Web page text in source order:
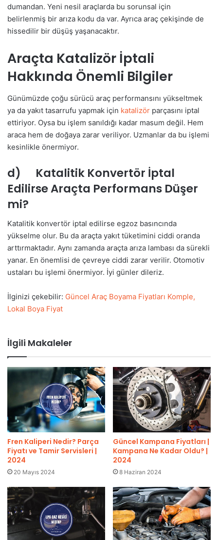
dumandan. Yeni nesil araçlarda bu sorunsal için
belirlenmiş bir arıza kodu da var. Ayrıca araç çekişinde de
hissedilir bir düşüş yaşanacaktır.
Araçta Katalizör İptali
Hakkında Önemli Bilgiler
Günümüzde çoğu sürücü araç performansını yükseltmek
ya da yakıt tasarrufu yapmak için katalizör parçasını iptal
ettiriyor. Oysa bu işlem sanıldığı kadar masum değil. Hem
araca hem de doğaya zarar veriliyor. Uzmanlar da bu işlemi
kesinlikle önermiyor.
d) Katalitik Konvertör İptal
Edilirse Araçta Performans Düşer
mi?
Katalitik konvertör iptal edilirse egzoz basıncında
yükselme olur. Bu da araçta yakıt tüketimini ciddi oranda
arttırmaktadır. Aynı zamanda araçta arıza lambası da sürekli
yanar. En önemlisi de çevreye ciddi zarar verilir. Otomotiv
ustaları bu işlemi önermiyor. İyi günler dileriz.
İlginizi çekebilir: Güncel Araç Boyama Fiyatları Komple,
Lokal Boya Fiyat
İlgili Makaleler
Fren Kaliperi Nedir? Parça
Fiyatı ve Tamir Servisleri |
2024
20 Mayıs 2024
Güncel Kampana Fiyatları |
Kampana Ne Kadar Oldu? |
2024
8 Haziran 2024